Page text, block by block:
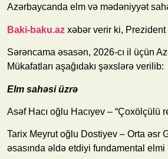
Azərbaycanda elm və mədəniyyət
Baki-baku.az xəbər verir ki,
Sərəncama əsasən, 2026-cı il üçün
Mükafatları aşağıdakı şəxslərə verilib:
Elm sahəsi üzrə
Asəf Hacı oğlu Hacıyev – “Çoxölçülü
Tarix Meyrut oğlu Dostiyev – Orta əsr
əsasında əldə etdiyi fundamental